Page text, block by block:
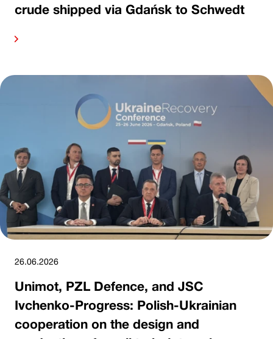
crude shipped via Gdańsk to Schwedt
26.06.2026
Unimot, PZL Defence, and JSC
Ivchenko-Progress: Polish-Ukrainian
cooperation on the design and